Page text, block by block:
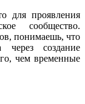
для проявления
сообщество.
понимаешь, что
через создание
чем временные